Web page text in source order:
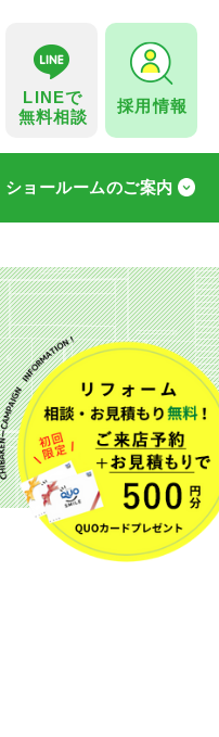
LINEで
無料相談
採用情報
ショールームのご案内